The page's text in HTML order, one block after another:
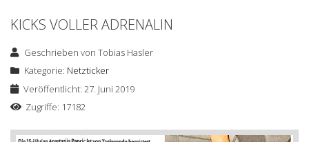
KICKS VOLLER ADRENALIN
Geschrieben vonTobias Hasler
Kategorie: Netzticker
Veröffentlicht: 27. Juni 2019
Zugriffe: 17182